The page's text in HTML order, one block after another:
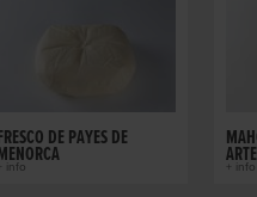
DE PAYÉS DE
+ info + info